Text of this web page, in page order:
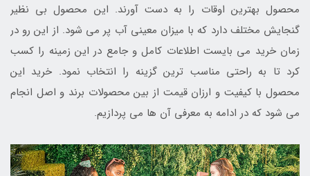
محصول بهترین اوقات را به دست آورند. این محصول بی نظیر
گنجایش مختلف دارد که با میزان معینی آب پر می شود. از این رو در
زمان خرید می بایست اطلاعات کامل و جامع در این زمینه را کسب
کرد تا به راحتی مناسب ترین گزینه را انتخاب نمود. خرید این
محصول با کیفیت و ارزان قیمت از بین محصولات برند و اصل انجام
می شود که در ادامه به معرفی آن ها می پردازیم.